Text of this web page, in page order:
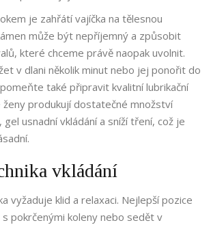
je zahřátí vajíčka na tělesnou
může být nepříjemný a způsobit
které chceme právě naopak uvolnit.
v dlani několik minut nebo jej ponořit do
také připravit kvalitní lubrikační
ženy produkují dostatečné množství
usnadní vkládání a sníží tření, což je
vkládání
vyžaduje klid a relaxaci. Nejlepší pozice
pokrčenými koleny nebo sedět v